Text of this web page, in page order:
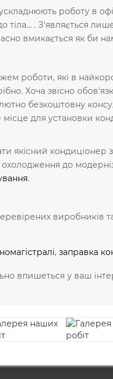
роботу в
тіла… . З'являється
вмикається як би
роботи, які в
Хоча звісно
безкоштовну
місце для установки
якісний кондиціонер з
охолодження до
.
виробників
, заправка
впишеться у ваш